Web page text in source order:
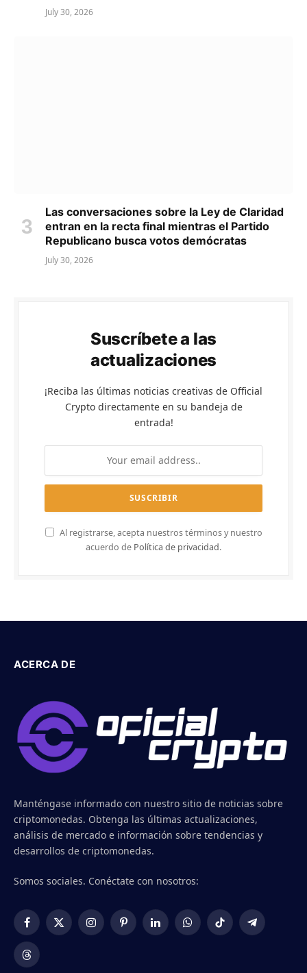
July 30, 2026
Las conversaciones sobre la Ley de Claridad
entran en la recta final mientras el Partido
Republicano busca votos demócratas
July 30, 2026
Suscríbete a las
actualizaciones
¡Reciba las últimas noticias creativas de Official
Crypto directamente en su bandeja de
entrada!
Al registrarse, acepta nuestros términos y nuestro
acuerdo de Política de privacidad.
ACERCA DE
Manténgase informado con nuestro sitio de noticias sobre
criptomonedas. Obtenga las últimas actualizaciones,
análisis de mercado e información sobre tendencias y
desarrollos de criptomonedas.
Somos sociales. Conéctate con nosotros:
Facebook
X
InstagramPinterestLinkedInWhatsApp
TikTok Telegram
Threads